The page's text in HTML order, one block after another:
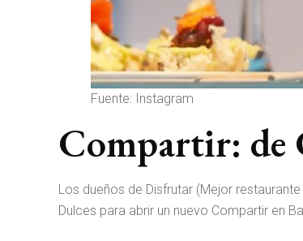
Fuente: Instagram
Compartir: de
Los dueños de Disfrutar (Mejor
Dulces para abrir un nuevo Compartir en